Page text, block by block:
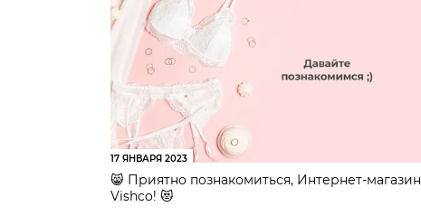
17 ЯНВАРЯ 2023
😸 Приятно познакомиться, Интернет-магазин
Vishco! 😻